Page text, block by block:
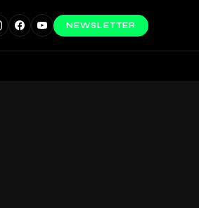
NEWSLETTER